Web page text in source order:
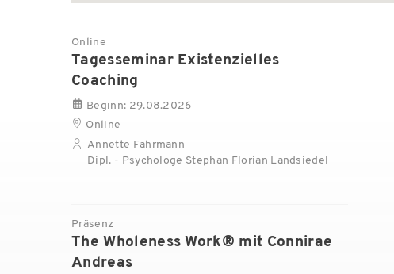
Online
Tagesseminar Existenzielles
Coaching
Beginn: 29.08.2026
Online
Annette Fährmann
Dipl. - Psychologe Stephan Florian Landsiedel
Präsenz
The Wholeness Work® mit Connirae
Andreas